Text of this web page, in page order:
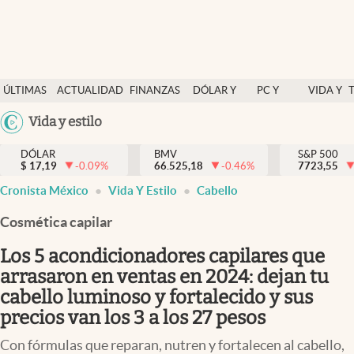
ÚLTIMAS
NOTICIAS
ACTUALIDAD
FINANZAS
DÓLAR Y
PC Y
VIDA Y
México
Vida y estilo
Actualidad
Finanzas y economía
Dólar y mercados
Pc y celular
Vida y estilo
Tv
DÓLAR
$ 17,19 -0.09%
BMV
66.525,18
-0.46%
S&P 500
7723,55
Cronista México Vida Y Estilo Cabello
Cosmética capilar
Los 5 acondicionadores capilares que
arrasaron en ventas en 2024: dejan tu
cabello luminoso y fortalecido y sus
precios van los 3 a los 27 pesos
Con fórmulas que reparan, nutren y fortalecen al cabello,